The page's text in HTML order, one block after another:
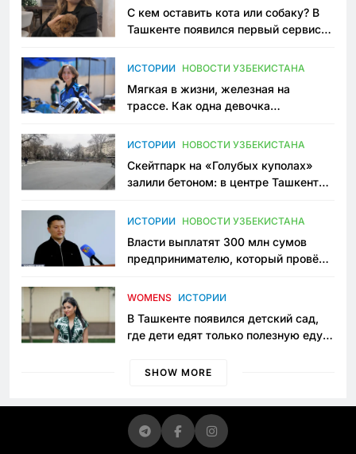
С кем оставить кота или собаку? В
Ташкенте появился первый сервис
ИСТОРИИ НОВОСТИ УЗБЕКИСТАНА
Мягкая в жизни, железная на
трассе. Как одна девочка
Узбекистане
ИСТОРИИ НОВОСТИ УЗБЕКИСТАНА
Скейтпарк на «Голубых куполах»
залили бетоном: в центре Ташкента
пространство
ИСТОРИИ НОВОСТИ УЗБЕКИСТАНА
Власти выплатят 300 млн сумов
предпринимателю, который провёл
приговору
WOMENS ИСТОРИИ
В Ташкенте появился детский сад,
где дети едят только полезную еду.
просить «кашу без сахара»
SHOW MORE